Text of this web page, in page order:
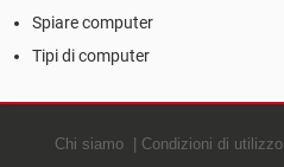
Spiare computer
Tipi di computer
Chi siamo Condizioni di utilizzo